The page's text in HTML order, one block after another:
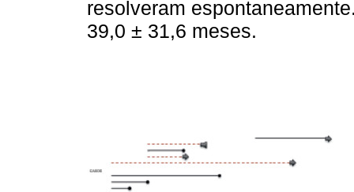
resolveram
39,0 ± 31,6 meses.